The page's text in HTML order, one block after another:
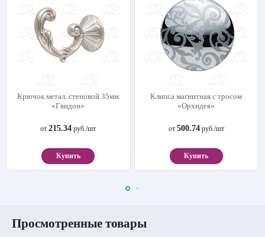
Крючок метал. стеновой 35мм
«Гвидон»
от215.34 руб./шт
Купить
Клипса магнитная с тросом
«Орхидея»
от 500.74руб./шт
Купить
Просмотренные товары